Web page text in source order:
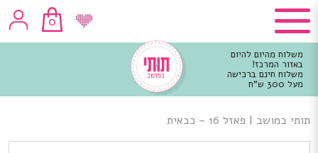
0
משלוח מהיום להיום
באזור המרכז!
משלוח חינם ברכישה
מעל 300 ש"ח
מרכזי
תותי במושב | פאזל 16 – כבאית